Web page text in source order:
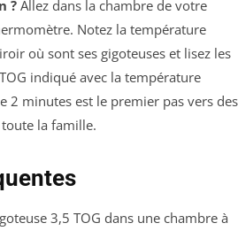
? Allez dans la chambre de votre
Notez la température
où sont ses gigoteuses et lisez les
indiqué avec la température
2 minutes est le premier pas vers des
la famille.
3,5 TOG dans une chambre à